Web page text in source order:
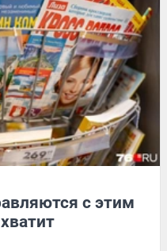
с этим